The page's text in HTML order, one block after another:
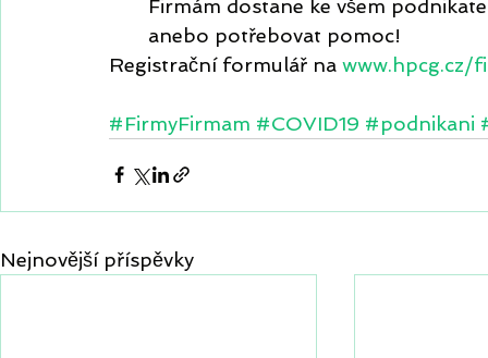
Firmám dostane ke všem
anebo potřebovat pomoc!
Registrační formulář na www.hpcg.cz/
#FirmyFirmam #COVID19 #podnikani
Nejnovější příspěvky